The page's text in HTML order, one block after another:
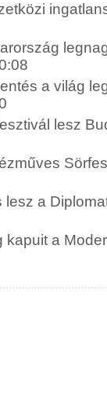
a világ
lesz
a
kapuit a